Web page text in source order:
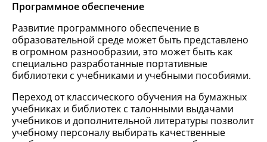
Программное обеспечение
Развитие программного обеспечение в
образовательной среде может быть представлено
в огромном разнообразии, это может быть как
специально разработанные портативные
библиотеки с учебниками и учебными пособиями.
Переход от классического обучения на бумажных
учебниках и библиотек с талонными выдачами
учебников и дополнительной литературы позволит
учебному персоналу выбирать качественные